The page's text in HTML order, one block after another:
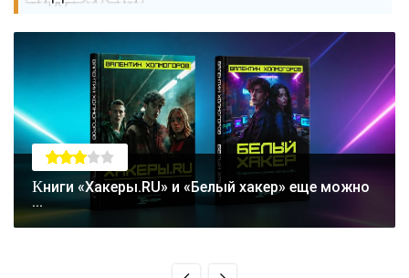
Книги «Хакеры.RU» и «Белый хакер» еще можно
...